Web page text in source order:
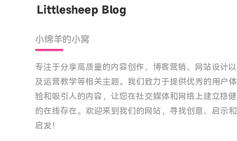
小绵羊的小窝
专注于分享高质量的内容创作、博客营销、网站设计以
及运营教学等相关主题。我们致力于提供优秀的用户体
验和吸引人的内容，让您在社交媒体和网络上建立稳健
的在线存在。欢迎来到我们的网站，寻找创意、启示和
启发！